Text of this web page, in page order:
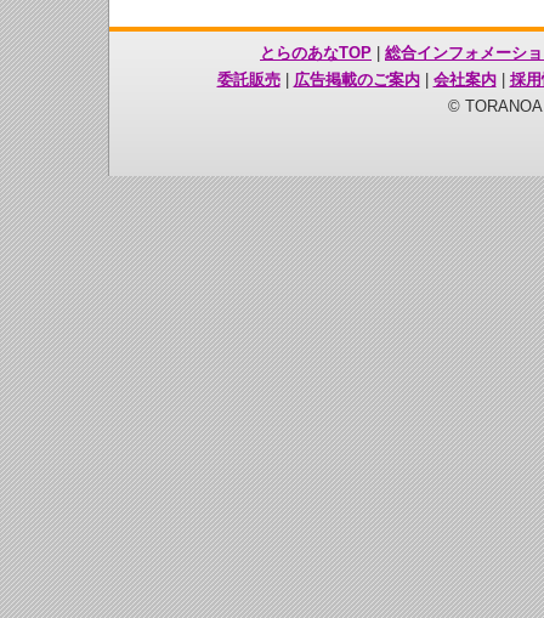
とらのあなTOP
総合インフォメーシ
委託販売| 広告掲載のご案内| 会社案内| 採
©